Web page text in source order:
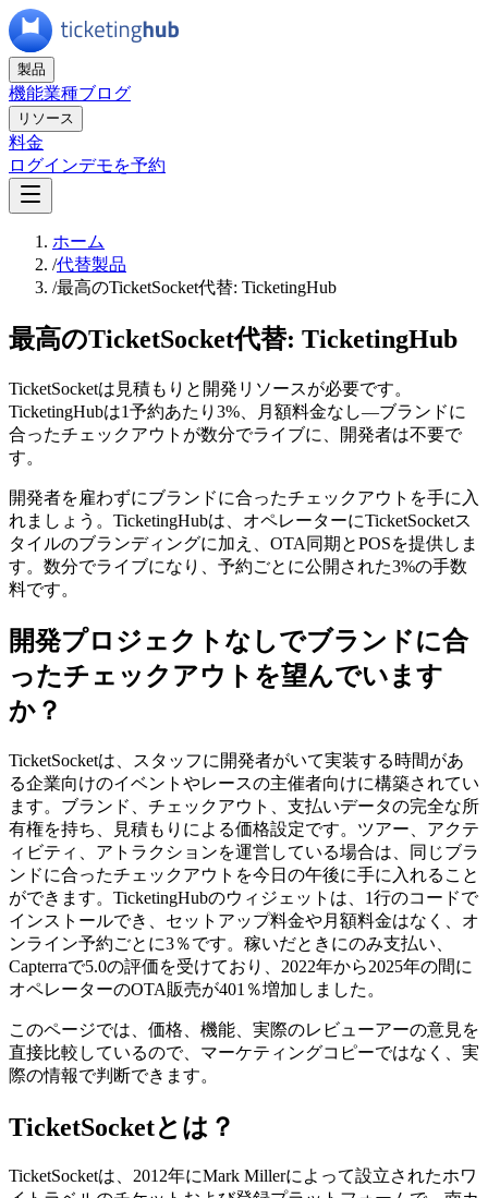
製品
機能業種ブログ
リソース
料金
ログインデモを予約
ホーム
/代替製品
/最高のTicketSocket代替: TicketingHub
最高のTicketSocket代替: TicketingHub
TicketSocketは見積もりと開発リソースが必要です。
TicketingHubは1予約あたり3%、月額料金なし—ブランドに
合ったチェックアウトが数分でライブに、開発者は不要で
す。
開発者を雇わずにブランドに合ったチェックアウトを手に入
れましょう。TicketingHubは、オペレーターにTicketSocketス
タイルのブランディングに加え、OTA同期とPOSを提供しま
す。数分でライブになり、予約ごとに公開された3%の手数
料です。
開発プロジェクトなしでブランドに合
ったチェックアウトを望んでいます
か？
TicketSocketは、スタッフに開発者がいて実装する時間があ
る企業向けのイベントやレースの主催者向けに構築されてい
ます。ブランド、チェックアウト、支払いデータの完全な所
有権を持ち、見積もりによる価格設定です。ツアー、アクテ
ィビティ、アトラクションを運営している場合は、同じブラ
ンドに合ったチェックアウトを今日の午後に手に入れること
ができます。TicketingHubのウィジェットは、1行のコードで
インストールでき、セットアップ料金や月額料金はなく、オ
ンライン予約ごとに3％です。稼いだときにのみ支払い、
Capterraで5.0の評価を受けており、2022年から2025年の間に
オペレーターのOTA販売が401％増加しました。
このページでは、価格、機能、実際のレビューアーの意見を
直接比較しているので、マーケティングコピーではなく、実
際の情報で判断できます。
TicketSocketとは？
TicketSocketは、2012年にMark Millerによって設立されたホワ